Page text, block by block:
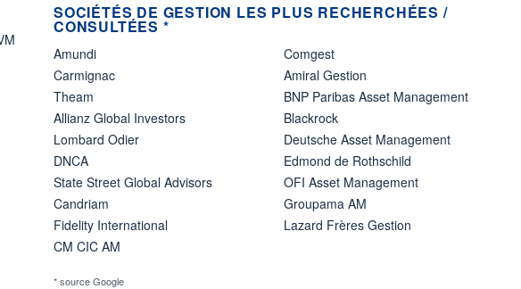
SOCIÉTÉS DE GESTION LES PLUS RECHERCHÉES /
CONSULTÉES *
Amundi
Carmignac
Theam
Allianz Global Investors
Lombard Odier
DNCA
State Street Global Advisors
Candriam
Fidelity International
CM CIC AM
Comgest
Amiral Gestion
BNP Paribas Asset Management
Blackrock
Deutsche Asset Management
Edmond de Rothschild
OFI Asset Management
Groupama AM
Lazard Frères Gestion
* source Google